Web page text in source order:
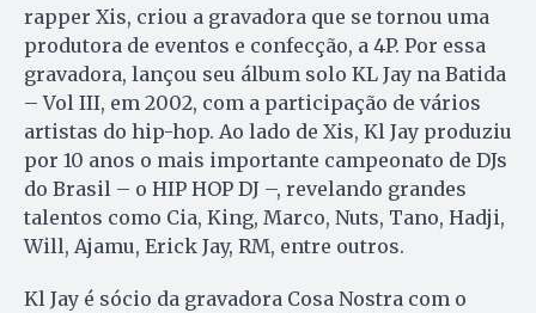
rapper Xis, criou a gravadora que se tornou uma
produtora de eventos e confecção, a 4P. Por essa
gravadora, lançou seu álbum solo KL Jay na Batida
– Vol III, em 2002, com a participação de vários
artistas do hip-hop. Ao lado de Xis, Kl Jay produziu
por 10 anos o mais importante campeonato de DJs
do Brasil – o HIP HOP DJ –, revelando grandes
talentos como Cia, King, Marco, Nuts, Tano, Hadji,
Will, Ajamu, Erick Jay, RM, entre outros.
Kl Jay é sócio da gravadora Cosa Nostra com o